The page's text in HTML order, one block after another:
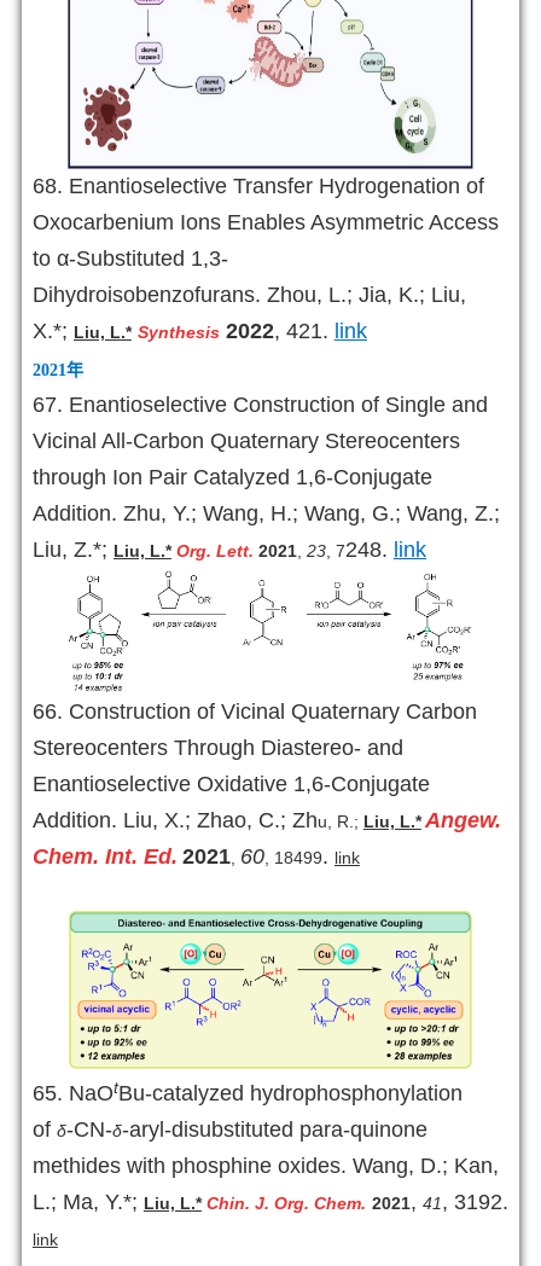
68. Enantioselective Transfer Hydrogenation of
Oxocarbenium Ions Enables Asymmetric Access
to α-Substituted 1,3-
Dihydroisobenzofurans. Zhou, L.; Jia, K.; Liu,
X.*; Liu, L.* Synthesis 2022, 421. link
2021年
67. Enantioselective Construction of Single and
Vicinal All-Carbon Quaternary Stereocenters
through Ion Pair Catalyzed 1,6-Conjugate
Addition. Zhu, Y.; Wang, H.; Wang, G.; Wang, Z.;
Liu, Z.*; Liu, L.* Org. Lett. 2021, 23, 7248. link
66. Construction of Vicinal Quaternary Carbon
Stereocenters Through Diastereo- and
Enantioselective Oxidative 1,6-Conjugate
Addition. Liu, X.; Zhao, C.; Zhu, R.; Liu, L.*Angew.
Chem. Int. Ed. 2021, 60, 18499. link
65. NaOtBu-catalyzed hydrophosphonylation
of δ-CN-δ-aryl-disubstituted para-quinone
methides with phosphine oxides. Wang, D.; Kan,
L.; Ma, Y.*; Liu, L.* Chin. J. Org. Chem. 2021, 41, 3192.
link